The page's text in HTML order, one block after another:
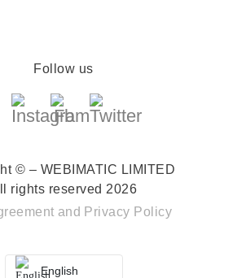
Follow us
© – WEBIMATIC LIMITED
rights reserved 2026
and Privacy Policy
English